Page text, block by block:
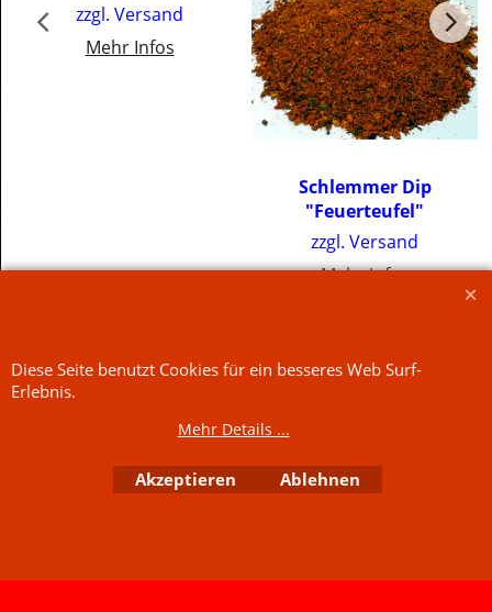
zzgl. Versand
Mehr Infos
Jetzt kaufen
Schlemmer Dip
"Feuerteufel"
zzgl. Versand
Mehr Infos
Jetzt kaufen
Software.
Diese Seite benutzt Cookies für ein besseres Web Surf-
Erlebnis.
Mehr Details ...
Akzeptieren Ablehnen